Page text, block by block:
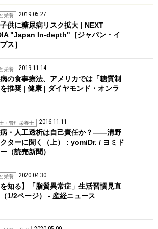
栄養 2019.05.27
供に糖尿病リスク拡大 | NEXT
"Japan In-depth"［ジャパン・イ
ス］
栄養 2019.11.14
の食事療法、アメリカでは「糖質制
推奨 | 健康 | ダイヤモンド・オンラ
・管理栄養士 2016.11.11
・人工透析は自己責任か？――清野
ターに聞く（上） : yomiDr. / ヨミド
（読売新聞）
栄養 2020.04.30
を知る】「脂質異常症」生活習慣見直
1/2ページ） - 産経ニュース